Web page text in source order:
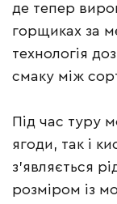
де тепер
горщиках за
технологія
смаку між
Під час туру
ягоди, так і
з’являється
розміром із